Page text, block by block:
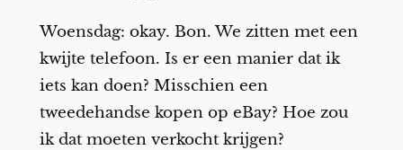
Woensdag: okay. Bon. We zitten met een
kwijte telefoon. Is er een manier dat ik
iets kan doen? Misschien een
tweedehandse kopen op eBay? Hoe zou
ik dat moeten verkocht krijgen?